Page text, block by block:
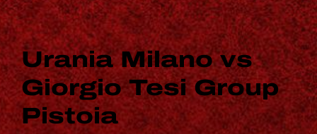
Urania Milano vs
Giorgio Tesi Group
Pistoia